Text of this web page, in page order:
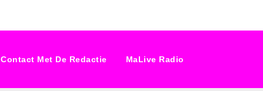
Contact Met De Redactie MaLive Radio